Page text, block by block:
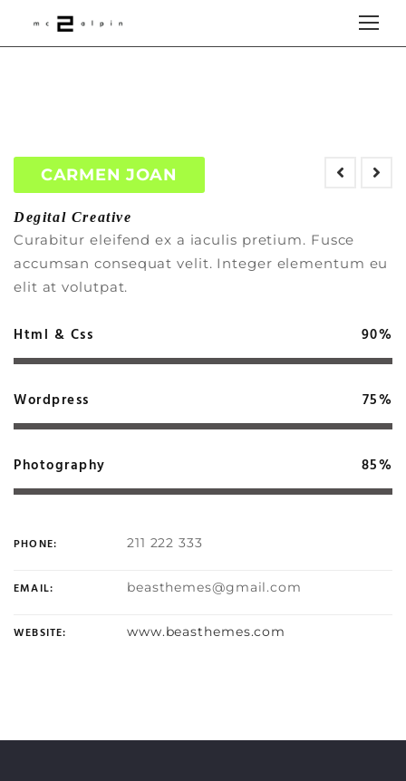
CARMEN JOAN
Degital Creative
Curabitur eleifend ex a iaculis pretium. Fusce
accumsan consequat velit. Integer elementum eu
elit at volutpat.
Html & Css 90%
Wordpress 75%
Photography 85%
PHONE: 211 222 333
EMAIL: beasthemes@gmail.com
WEBSITE: www.beasthemes.com